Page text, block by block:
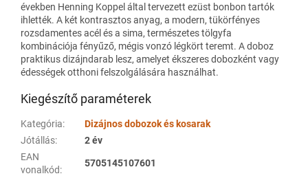
években Henning Koppel által tervezett ezüst bonbon tartók
ihlették. A két kontrasztos anyag, a modern, tükörfényes
rozsdamentes acél és a sima, természetes tölgyfa
kombinációja fényűző, mégis vonzó légkört teremt. A doboz
praktikus dizájndarab lesz, amelyet ékszeres dobozként vagy
édességek otthoni felszolgálására használhat.
Kiegészítő paraméterek
Kategória:
Dizájnos dobozok és kosarak
Jótállás:
2 év
EAN
vonalkód:
5705145107601